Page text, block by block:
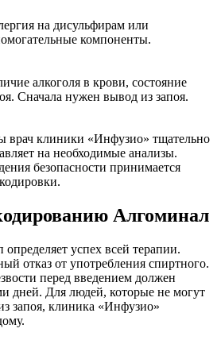
на дисульфирам или
компоненты.
алкоголя в крови, состояние
Сначала нужен вывод из запоя.
врач клиники «Инфузио» тщательно
на необходимые анализы.
безопасности принимается
Алгоминал
успех всей терапии.
отказ от употребления спиртного.
перед введением должен
дней. Для людей, которые не могут
запоя, клиника «Инфузио»